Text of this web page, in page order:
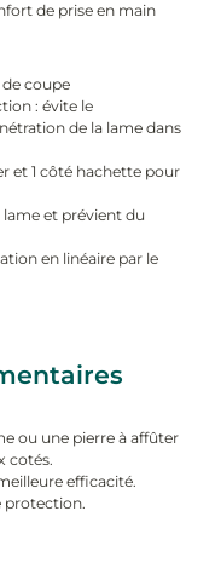
de prise en main
de coupe
: évite le
de la lame dans
et 1 côté hachette pour
et prévient du
en linéaire par le
ou une pierre à affûter
cotés.
efficacité.
protection.